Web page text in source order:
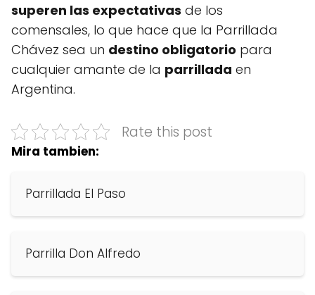
superen las expectativas de los
comensales, lo que hace que la Parrillada
Chávez sea un destino obligatorio para
cualquier amante de la parrillada en
Argentina.
Rate this post
Mira tambien:
Parrillada El Paso
Parrilla Don Alfredo